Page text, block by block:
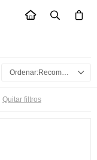
INICIO
Recomendados
Quitar filtros